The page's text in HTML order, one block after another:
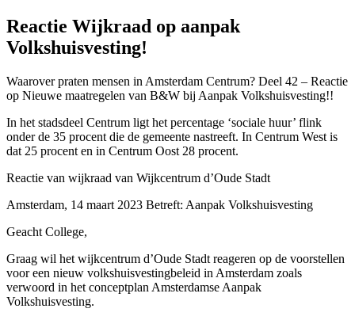
Reactie Wijkraad op aanpak
Volkshuisvesting!
Waarover praten mensen in Amsterdam Centrum? Deel 42 – Reactie
op Nieuwe maatregelen van B&W bij Aanpak Volkshuisvesting!!
In het stadsdeel Centrum ligt het percentage ‘sociale huur’ flink
onder de 35 procent die de gemeente nastreeft. In Centrum West is
dat 25 procent en in Centrum Oost 28 procent.
Reactie van wijkraad van Wijkcentrum d’Oude Stadt
Amsterdam, 14 maart 2023 Betreft: Aanpak Volkshuisvesting
Geacht College,
Graag wil het wijkcentrum d’Oude Stadt reageren op de voorstellen
voor een nieuw volkshuisvestingbeleid in Amsterdam zoals
verwoord in het conceptplan Amsterdamse Aanpak
Volkshuisvesting.